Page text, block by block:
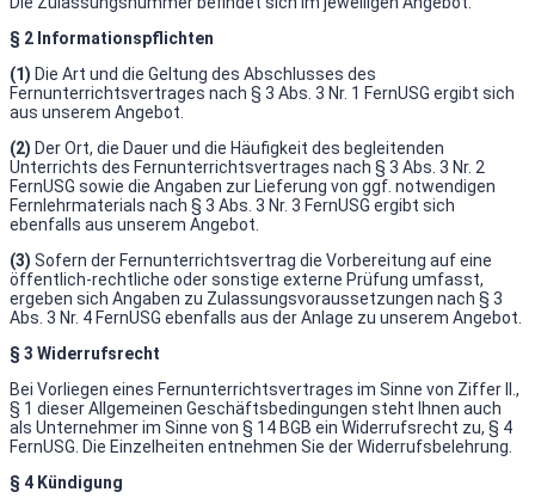
§ 2 Informationspflichten
(1) Die Art und die Geltung des Abschlusses des
Fernunterrichtsvertrages nach § 3 Abs. 3 Nr. 1 FernUSG ergibt sich
aus unserem Angebot.
(2) Der Ort, die Dauer und die Häufigkeit des begleitenden
Unterrichts des Fernunterrichtsvertrages nach § 3 Abs. 3 Nr. 2
FernUSG sowie die Angaben zur Lieferung von ggf. notwendigen
Fernlehrmaterials nach § 3 Abs. 3 Nr. 3 FernUSG ergibt sich
ebenfalls aus unserem Angebot.
(3) Sofern der Fernunterrichtsvertrag die Vorbereitung auf eine
öffentlich-rechtliche oder sonstige externe Prüfung umfasst,
ergeben sich Angaben zu Zulassungsvoraussetzungen nach § 3
Abs. 3 Nr. 4 FernUSG ebenfalls aus der Anlage zu unserem Angebot.
§ 3 Widerrufsrecht
Bei Vorliegen eines Fernunterrichtsvertrages im Sinne von Ziffer II.,
§ 1 dieser Allgemeinen Geschäftsbedingungen steht Ihnen auch
als Unternehmer im Sinne von § 14 BGB ein Widerrufsrecht zu, § 4
FernUSG. Die Einzelheiten entnehmen Sie der Widerrufsbelehrung.
§ 4 Kündigung